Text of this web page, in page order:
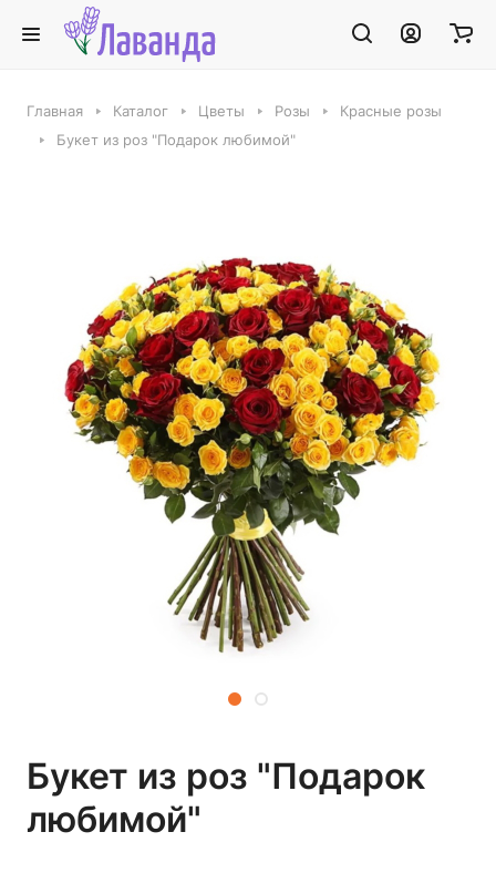
Главная Каталог Цветы Розы
Красные розы
Букет из роз "Подарок любимой"
Букет из роз "Подарок
любимой"